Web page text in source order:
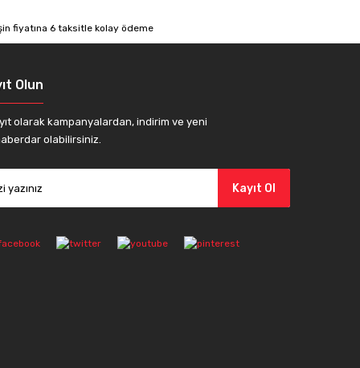
Olun
olarak kampanyalardan, indirim ve yeni
olabilirsiniz.
Kayıt Ol